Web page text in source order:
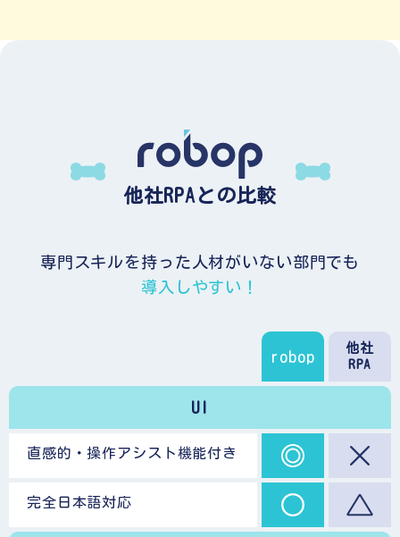
他社RPAとの比較
専門スキルを持った人材がいない部門でも
導入しやすい！
robop
他社
RPA
UI
直感的・操作アシスト機能付き
完全日本語対応